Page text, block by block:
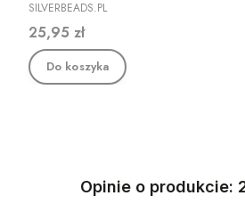
PRODUCENT
SILVERBEADS.PL
Cena
25,95 zł
Do koszyka
Opinie o produkcie: